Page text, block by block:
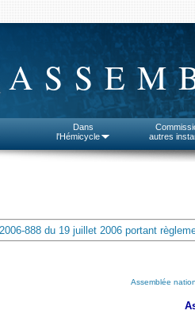
Dans
l'Hémicycle
autres
888 du 19 juillet 2006 portant
Assemblée